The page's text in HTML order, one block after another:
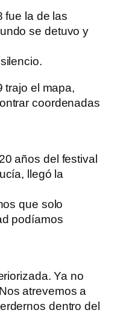
fue la de las
se detuvo y
trajo el mapa,
coordenadas
años del festival
llegó la
que solo
podíamos
Ya no
atrevemos a
dentro del